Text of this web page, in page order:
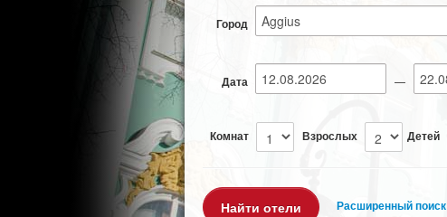
Город
Дата —
Комнат Взрослых Детей
Расширенный поиск